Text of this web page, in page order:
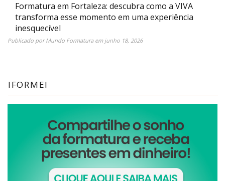
Formatura em Fortaleza: descubra como a VIVA
transforma esse momento em uma experiência
inesquecível
Publicado porMundo Formaturaem junho 18, 2026
IFORMEI